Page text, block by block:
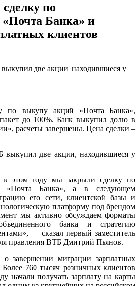
по
Банка» и
клиентов
две акции, находившиеся у
по выкупу акций «Почта Банка»,
до 100%. Банк выкупил долю в
расчеты завершены. Цена сделки –
выкупил две акции, находившиеся у
в этом году мы закрыли сделку по
«Почта Банка», а в следующем
его сети, клиентской базы и
платформу под брендом
мы активно обсуждаем форматы
банка и стратегию
— сказал первый заместитель
правления ВТБ Дмитрий Пьянов.
завершении миграции зарплатных
760 тысяч розничных клиентов
начали получать зарплату на карты